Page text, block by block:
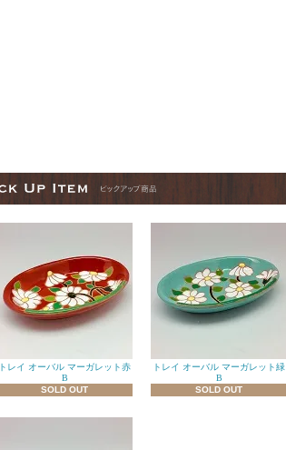
トレイ オーバル マーガレット赤
B
SOLD OUT
トレイ オーバル マーガレット緑
B
SOLD OUT